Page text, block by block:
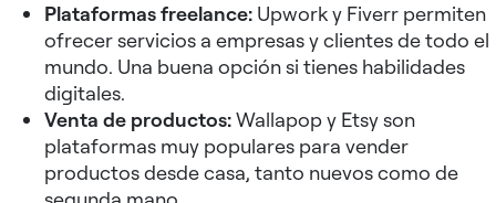
Plataformas freelance: Upwork y Fiverr permiten
ofrecer servicios a empresas y clientes de todo el
mundo. Una buena opción si tienes habilidades
digitales.
Venta de productos:Wallapop y Etsy son
plataformas muy populares para vender
productos desde casa, tanto nuevos como de